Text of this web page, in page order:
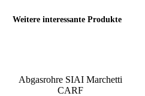
Weitere interessante Produkte
Abgasrohre SIAI Marchetti
CARF